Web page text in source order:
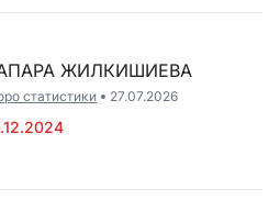
ЖИЛКИШИЕВА
статистики 27.07.2026